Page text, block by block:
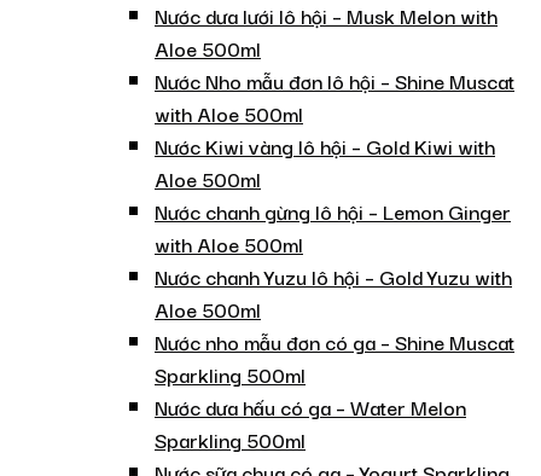
Nước dưa lưới lô hội – Musk Melon with
Aloe 500ml
Nước Nho mẫu đơn lô hội – Shine Muscat
with Aloe 500ml
Nước Kiwi vàng lô hội – Gold Kiwi with
Aloe 500ml
Nước chanh gừng lô hội – Lemon Ginger
with Aloe 500ml
Nước chanh Yuzu lô hội – Gold Yuzu with
Aloe 500ml
Nước nho mẫu đơn có ga – Shine Muscat
Sparkling 500ml
Nước dưa hấu có ga – Water Melon
Sparkling 500ml